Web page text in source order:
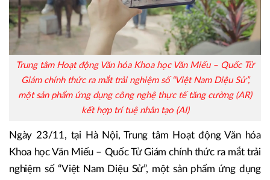
Trung tâm Hoạt động Văn hóa Khoa học Văn Miếu – Quốc Tử
Giám chính thức ra mắt trải nghiệm số “Việt Nam Diệu Sử”,
một sản phẩm ứng dụng công nghệ thực tế tăng cường (AR)
kết hợp trí tuệ nhân tạo (AI)
Ngày 23/11, tại Hà Nội, Trung tâm Hoạt động Văn hóa
Khoa học Văn Miếu – Quốc Tử Giám chính thức ra mắt trải
nghiệm số “Việt Nam Diệu Sử”, một sản phẩm ứng dụng